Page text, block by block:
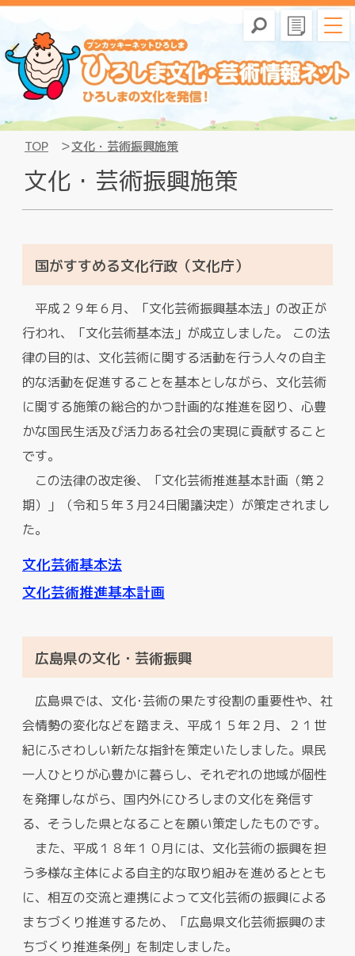
TOP 文化・芸術振興施策
文化・芸術振興施策
国がすすめる文化行政（文化庁）
平成２９年６月、「文化芸術振興基本法」の改正が
行われ、「文化芸術基本法」が成立しました。 この法
律の目的は、文化芸術に関する活動を行う人々の自主
的な活動を促進することを基本としながら、文化芸術
に関する施策の総合的かつ計画的な推進を図り、心豊
かな国民生活及び活力ある社会の実現に貢献すること
です。
この法律の改定後、「文化芸術推進基本計画（第２
期）」（令和５年３月24日閣議決定）が策定されまし
た。
文化芸術基本法
文化芸術推進基本計画
広島県の文化・芸術振興
広島県では、文化･芸術の果たす役割の重要性や、社
会情勢の変化などを踏まえ、平成１５年２月、２１世
紀にふさわしい新たな指針を策定いたしました。県民
一人ひとりが心豊かに暮らし、それぞれの地域が個性
を発揮しながら、国内外にひろしまの文化を発信す
る、そうした県となることを願い策定したものです。
また、平成１８年１０月には、文化芸術の振興を担
う多様な主体による自主的な取り組みを進めるととも
に、相互の交流と連携によって文化芸術の振興による
まちづくり推進するため、「広島県文化芸術振興のま
ちづくり推進条例」を制定しました。